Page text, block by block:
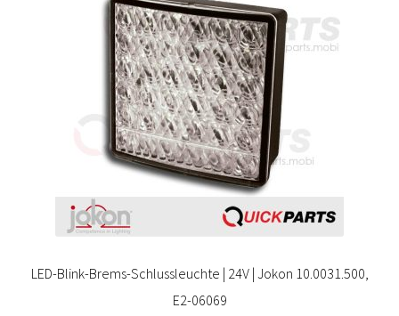
LED-Blink-Brems-Schlussleuchte | 24V | Jokon 10.0031.500,
E2-06069